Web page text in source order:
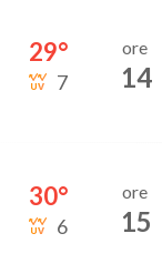
29°
7
ore
14
30°
6
ore
15